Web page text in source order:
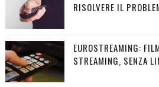
RISOLVERE IL
EUROSTREAMING:
STREAMING, SENZA